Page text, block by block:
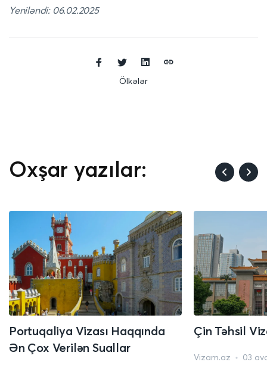
Yeniləndi: 06.02.2025
Ölkələr
Oxşar yazılar:
Portuqaliya Vizası Haqqında
Ən Çox Verilən Suallar
Çin Təhsil
Vizam.az 03